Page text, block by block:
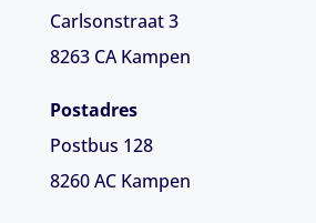
Carlsonstraat 3
8263 CA Kampen
Postadres
Postbus 128
8260 AC Kampen